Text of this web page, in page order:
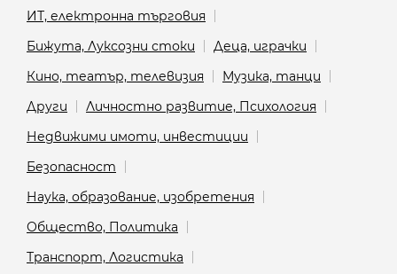
ИТ, електронна търговия
Бижута, Луксозни стоки
Деца, играчки
Кино, театър, телевизия
Музика, танци
Други
Личностно развитие, Психология
Недвижими имоти, инвестиции
Безопасност
Наука, образование, изобретения
Общество, Политика
Транспорт, Логистика